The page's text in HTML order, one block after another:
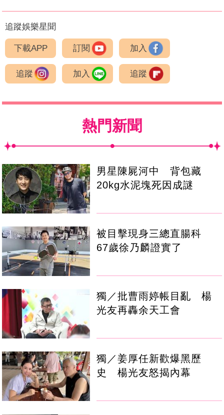
追蹤娛樂星聞
下載APP 訂閱 加入
追蹤 加入 追蹤
熱門新聞
男星陳屍河中 背包藏
20kg水泥塊死因成謎
被目擊現身三總直腸科
67歲徐乃麟證實了
獨／批曹雨婷帳目亂 楊
光友再轟余天工會
獨／姜厚任新歡爆黑歷
史 楊光友怒揭內幕